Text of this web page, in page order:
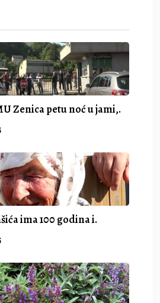
Zenica petu noć u jami,.
ima 100 godina i.